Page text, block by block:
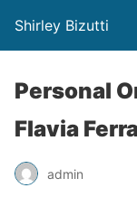
Shirley Bizutti
Personal
Flavia
admin